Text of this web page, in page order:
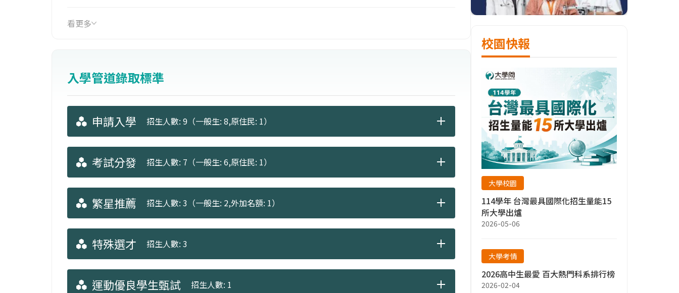
應發展的契機。
看更多
入學管道錄取標準
申請入學 招生人數: 9（一般生: 8,原住民: 1）
考試分發 招生人數: 7（一般生: 6,原住民: 1）
繁星推薦 招生人數: 3（一般生: 2,外加名額: 1）
特殊選才 招生人數: 3
運動優良學生甄試 招生人數: 1
校園快報
大學校園
114學年 台灣最具國際化招生量能15
所大學出爐
2026-05-06
大學考情
2026高中生最愛 百大熱門科系排行榜
2026-02-04